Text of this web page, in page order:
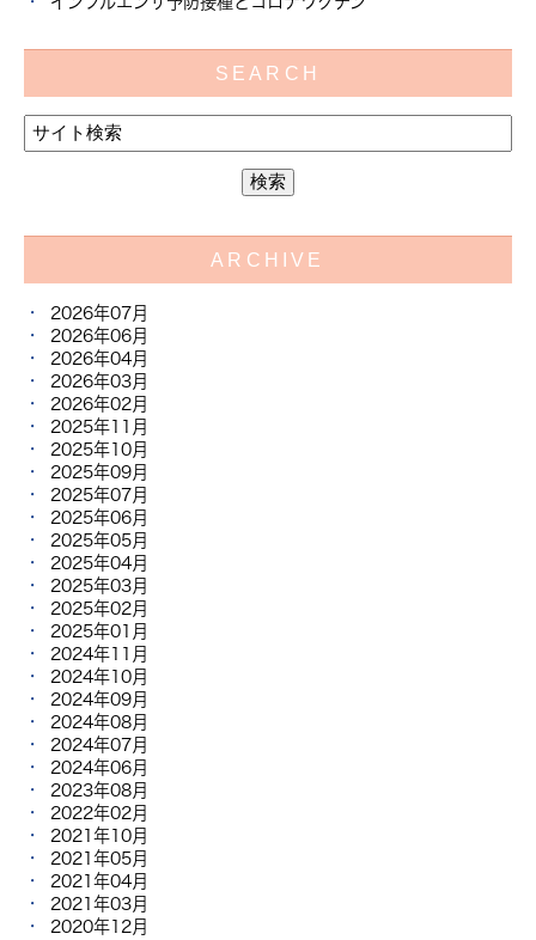
SEARCH
ARCHIVE
2026年07月
2026年06月
2026年04月
2026年03月
2026年02月
2025年11月
2025年10月
2025年09月
2025年07月
2025年06月
2025年05月
2025年04月
2025年03月
2025年02月
2025年01月
2024年11月
2024年10月
2024年09月
2024年08月
2024年07月
2024年06月
2023年08月
2022年02月
2021年10月
2021年05月
2021年04月
2021年03月
2020年12月